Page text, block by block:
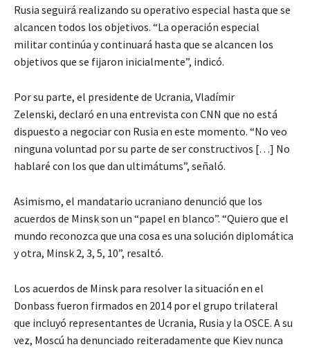
Rusia seguirá realizando su operativo especial hasta que se
alcancen todos los objetivos. “La operación especial
militar continúa y continuará hasta que se alcancen los
objetivos que se fijaron inicialmente”, indicó.
Por su parte, el presidente de Ucrania, Vladímir
Zelenski, declaró en una entrevista con CNN que no está
dispuesto a negociar con Rusia en este momento. “No veo
ninguna voluntad por su parte de ser constructivos […] No
hablaré con los que dan ultimátums”, señaló.
Asimismo, el mandatario ucraniano denunció que los
acuerdos de Minsk son un “papel en blanco”. “Quiero que el
mundo reconozca que una cosa es una solución diplomática
y otra, Minsk 2, 3, 5, 10”, resaltó.
Los acuerdos de Minsk para resolver la situación en el
Donbass fueron firmados en 2014 por el grupo trilateral
que incluyó representantes de Ucrania, Rusia y la OSCE. A su
vez, Moscú ha denunciado reiteradamente que Kiev nunca